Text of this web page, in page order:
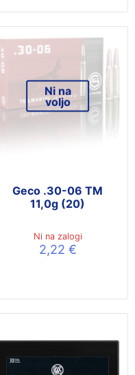
Ni na
voljo
Geco .30-06 TM
11,0g (20)
Ni na zalogi
2,22 €